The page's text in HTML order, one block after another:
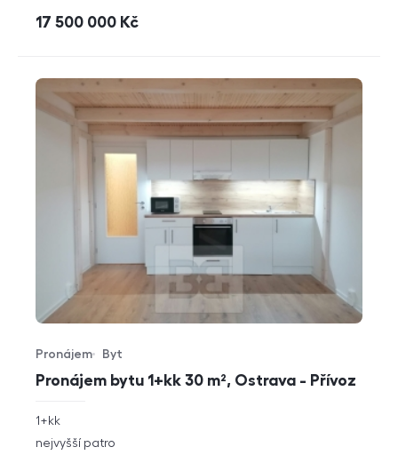
cena
17 500 000 Kč
Pronájem bytu 1+kk 30 m², Ostrava - Přívoz
Typ nabídky
Pronájem
Typ nemovitosti
Byt
rozměry
1+kk
funkce
nejvyšší patro